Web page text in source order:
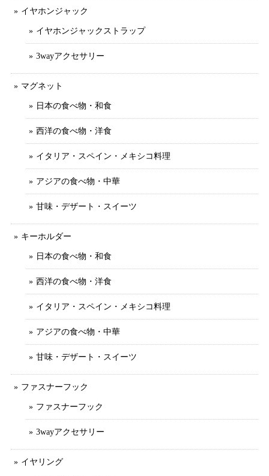
イヤホンジャック
イヤホンジャックストラップ
3wayアクセサリー
マグネット
日本の食べ物・和食
西洋の食べ物・洋食
イタリア・スペイン・メキシコ料理
アジアの食べ物・中華
甘味・デザート・スイーツ
キーホルダー
日本の食べ物・和食
西洋の食べ物・洋食
イタリア・スペイン・メキシコ料理
アジアの食べ物・中華
甘味・デザート・スイーツ
ファスナーフック
ファスナーフック
3wayアクセサリー
イヤリング